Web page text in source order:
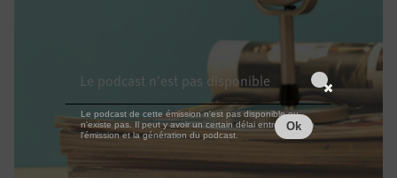
Le podcast n'est pas disponible
Le podcast de cette émission n'est pas disponible ou
n'existe pas. Il peut y avoir un certain délai entre la fin de
l'émission et la génération du podcast.
Ok